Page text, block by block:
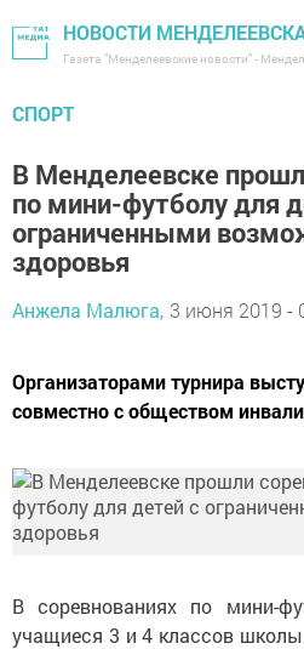
НОВОСТИ
Газета "Менделеевские новости" -
СПОРТ
В Менделеевске
по мини-футболу для
ограниченными
здоровья
Анжела Малюга, 3 июня 2019 -
Организаторами турнира
совместно с обществом
В соревнованиях по мини-
учащиеся 3 и 4 классов